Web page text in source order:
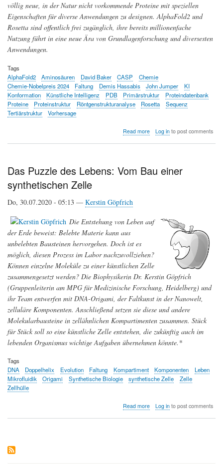
völlig neue, in der Natur nicht vorkommende Proteine mit speziellen
Eigenschaften für diverse Anwendungen zu designen. AlphaFold2 und
Rosetta sind offentlich frei zugänglich, ihre bereits millionenfache
Nutzung führt in eine neue Ära von Grundlagenforschung und diversesten
Anwendungen.
Tags
AlphaFold2
Aminosäuren David Baker CASP
Chemie
Chemie-Nobelpreis 2024
Faltung Demis Hassabis John Jumper
KI
Konformation
Künstliche Intelligenz PDB Primärstruktur
Proteindatenbank
Proteine
Proteinstruktur Röntgenstrukturanalyse Rosetta
Sequenz
Tertiärstruktur
Vorhersage
Read moreabout
die
und
neuer
Proteine
Log into post comments
Das Puzzle des Lebens: Vom Bau einer
synthetischen Zelle
Do, 30.07.2020 - 05:13 — Kerstin Göpfrich
Die Entstehung von Leben auf
der Erde beweist: Belebte Materie kann aus
unbelebten Bausteinen hervorgehen. Doch ist es
möglich, diesen Prozess im Labor nachzuvollziehen?
Können einzelne Moleküle zu einer künstlichen Zelle
zusammengesetzt werden? Die Biophysikerin Dr. Kerstin Göpfrich
(Gruppenleiterin am MPG für Medizinische Forschung, Heidelberg) und
ihr Team entwerfen mit DNA-Origami, der Faltkunst in der Nanowelt,
zelluläre Komponenten. Anschließend setzen sie diese und andere
Molekularbausteine in zellähnlichen Kompartimenten zusammen. Stück
für Stück soll so eine künstliche Zelle entstehen, die zukünftig auch im
lebenden Organismus wichtige Aufgaben übernehmen könnte.*
Tags
DNA
Doppelhelix Evolution Faltung Kompartiment Komponenten
Leben
Mikrofluidik
Origami Synthetische Biologie synthetische Zelle
Zelle
Zellhülle
Read moreabout
Log into post comments